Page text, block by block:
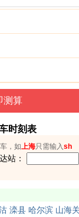
时刻表
，如 上海只需输入 sh
站：
滦县 哈尔滨 山海